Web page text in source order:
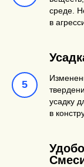
Цветной бетон
среде.
в
усадку
в